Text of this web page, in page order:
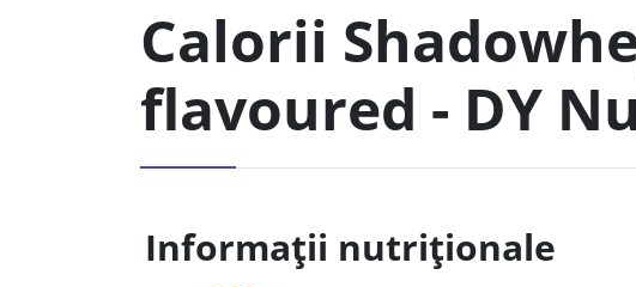
Calorii
flavoured - DY
Informații nutriționale